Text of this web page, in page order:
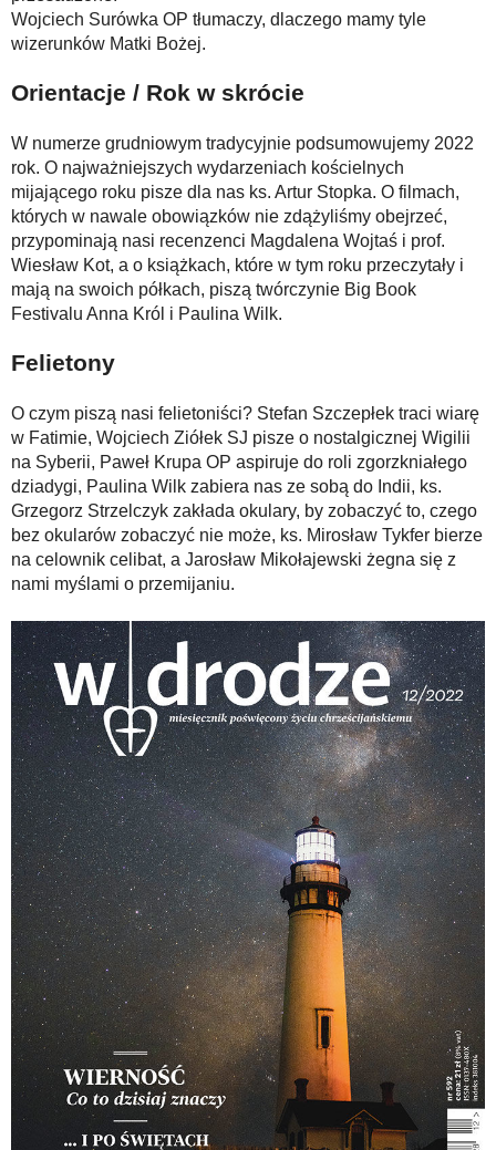
Wojciech Surówka OP tłumaczy, dlaczego mamy tyle
wizerunków Matki Bożej.
Orientacje / Rok w skrócie
W numerze grudniowym tradycyjnie podsumowujemy 2022
rok. O najważniejszych wydarzeniach kościelnych
mijającego roku pisze dla nas ks. Artur Stopka. O filmach,
których w nawale obowiązków nie zdążyliśmy obejrzeć,
przypominają nasi recenzenci Magdalena Wojtaś i prof.
Wiesław Kot, a o książkach, które w tym roku przeczytały i
mają na swoich półkach, piszą twórczynie Big Book
Festivalu Anna Król i Paulina Wilk.
Felietony
O czym piszą nasi felietoniści? Stefan Szczepłek traci wiarę
w Fatimie, Wojciech Ziółek SJ pisze o nostalgicznej Wigilii
na Syberii, Paweł Krupa OP aspiruje do roli zgorzkniałego
dziadygi, Paulina Wilk zabiera nas ze sobą do Indii, ks.
Grzegorz Strzelczyk zakłada okulary, by zobaczyć to, czego
bez okularów zobaczyć nie może, ks. Mirosław Tykfer bierze
na celownik celibat, a Jarosław Mikołajewski żegna się z
nami myślami o przemijaniu.